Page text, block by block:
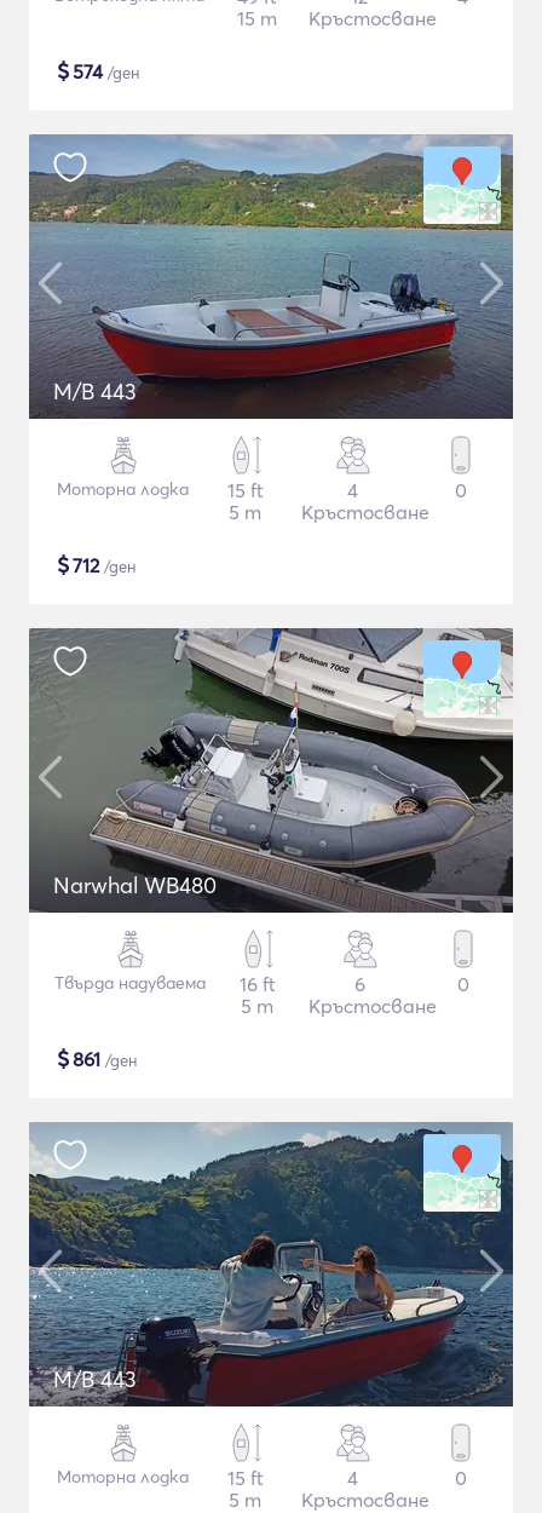
15 m
Кръстосване
$574/ден
M/B 443
Моторна лодка
15 ft
5 m
4
Кръстосване
0
$712/ден
Narwhal WB480
Твърда надуваема
16 ft
5 m
6
Кръстосване
0
$861 /ден
M/B 443
Моторна лодка
15 ft
5 m
4
Кръстосване
0